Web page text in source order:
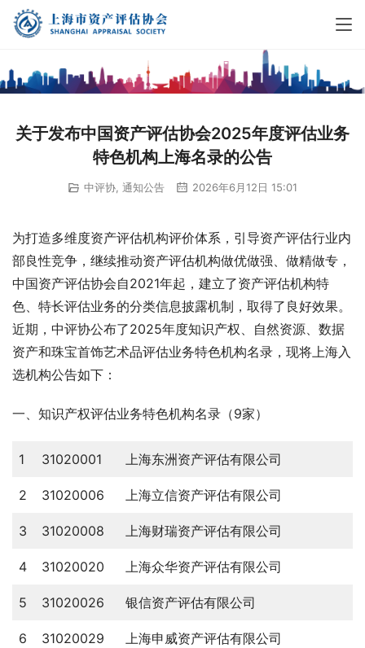
关于发布中国资产评估协会2025年度评估业务
特色机构上海名录的公告
中评协 通知公告 2026年6月12日 15:01
为打造多维度资产评估机构评价体系，引导资产评估行业内
部良性竞争，继续推动资产评估机构做优做强、做精做专，
中国资产评估协会自2021年起，建立了资产评估机构特
色、特长评估业务的分类信息披露机制，取得了良好效果。
近期，中评协公布了2025年度知识产权、自然资源、数据
资产和珠宝首饰艺术品评估业务特色机构名录，现将上海入
选机构公告如下：
一、知识产权评估业务特色机构名录（9家）
1 31020001 上海东洲资产评估有限公司
2 31020006 上海立信资产评估有限公司
3 31020008 上海财瑞资产评估有限公司
4 31020020 上海众华资产评估有限公司
5 31020026 银信资产评估有限公司
6 31020029 上海申威资产评估有限公司